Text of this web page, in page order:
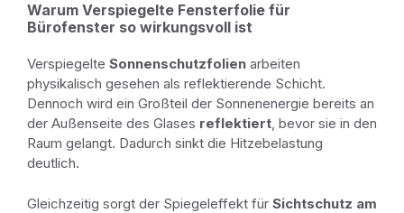
Warum Verspiegelte Fensterfolie für
Bürofenster so wirkungsvoll ist
Verspiegelte Sonnenschutzfolien arbeiten
physikalisch gesehen als reflektierende Schicht.
Dennoch wird ein Großteil der Sonnenenergie bereits an
der Außenseite des Glases reflektiert, bevor sie in den
Raum gelangt. Dadurch sinkt die Hitzebelastung
deutlich.
Gleichzeitig sorgt der Spiegeleffekt für Sichtschutz am